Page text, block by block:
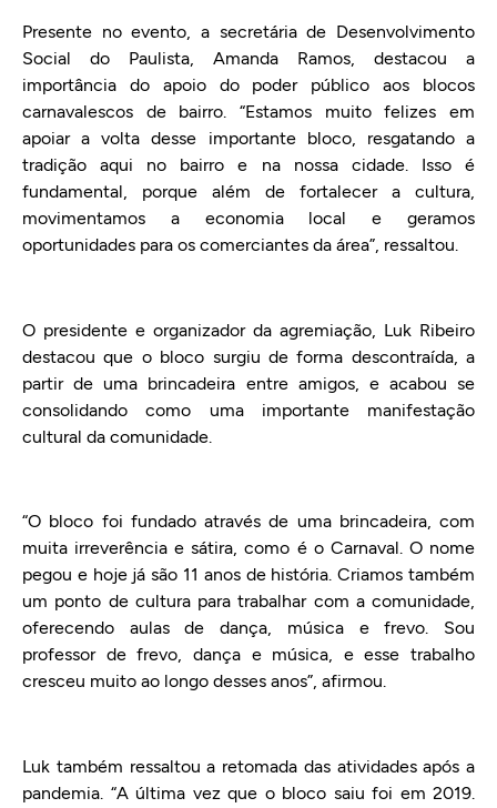
Presente no evento, a secretária de Desenvolvimento
Social do Paulista, Amanda Ramos, destacou a
importância do apoio do poder público aos blocos
carnavalescos de bairro. “Estamos muito felizes em
apoiar a volta desse importante bloco, resgatando a
tradição aqui no bairro e na nossa cidade. Isso é
fundamental, porque além de fortalecer a cultura,
movimentamos a economia local e geramos
oportunidades para os comerciantes da área”, ressaltou.
O presidente e organizador da agremiação, Luk Ribeiro
destacou que o bloco surgiu de forma descontraída, a
partir de uma brincadeira entre amigos, e acabou se
consolidando como uma importante manifestação
cultural da comunidade.
“O bloco foi fundado através de uma brincadeira, com
muita irreverência e sátira, como é o Carnaval. O nome
pegou e hoje já são 11 anos de história. Criamos também
um ponto de cultura para trabalhar com a comunidade,
oferecendo aulas de dança, música e frevo. Sou
professor de frevo, dança e música, e esse trabalho
cresceu muito ao longo desses anos”, afirmou.
Luk também ressaltou a retomada das atividades após a
pandemia. “A última vez que o bloco saiu foi em 2019.